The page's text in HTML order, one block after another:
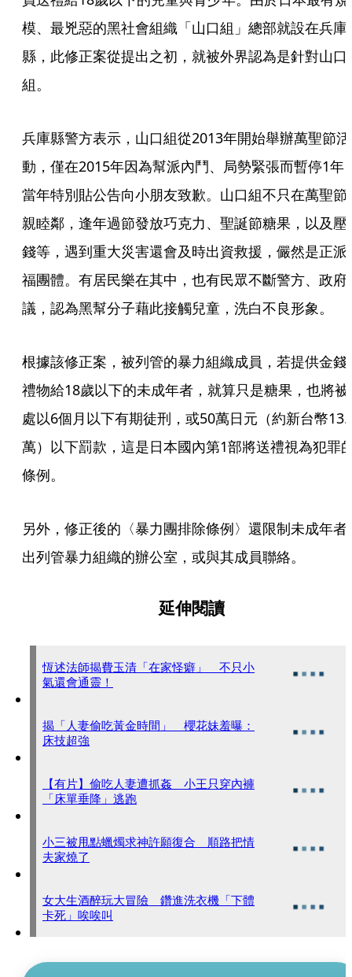
模、最兇惡的黑社會組織「山口組」總部就設在兵庫
縣，此修正案從提出之初，就被外界認為是針對山口
組。
兵庫縣警方表示，山口組從2013年開始舉辦萬聖節活
動，僅在2015年因為幫派內鬥、局勢緊張而暫停1年
當年特別貼公告向小朋友致歉。山口組不只在萬聖節
親睦鄰，逢年過節發放巧克力、聖誕節糖果，以及壓
錢等，遇到重大災害還會及時出資救援，儼然是正派
福團體。有居民樂在其中，也有民眾不斷警方、政府
議，認為黑幫分子藉此接觸兒童，洗白不良形象。
根據該修正案，被列管的暴力組織成員，若提供金錢
禮物給18歲以下的未成年者，就算只是糖果，也將被
處以6個月以下有期徒刑，或50萬日元（約新台幣
萬）以下罰款，這是日本國內第1部將送禮視為犯罪
條例。
另外，修正後的〈暴力團排除條例〉還限制未成年者
出列管暴力組織的辦公室，或與其成員聯絡。
延伸閱讀
恆述法師揭費玉清「在家怪癖」 不只小
氣還會通靈！
揭「人妻偷吃黃金時間」 櫻花妹羞曝：
床技超強
【有片】偷吃人妻遭抓姦 小王只穿內褲
「床單垂降」逃跑
小三被甩點蠟燭求神許願復合 順路把情
夫家燒了
女大生酒醉玩大冒險 鑽進洗衣機「下體
卡死」唉唉叫